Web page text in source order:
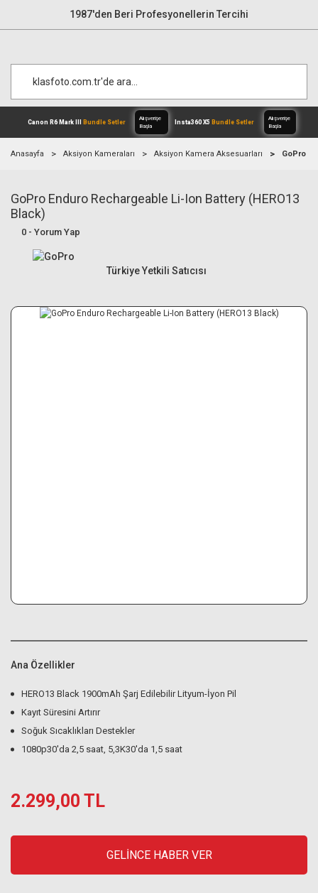
1987'den Beri Profesyonellerin Tercihi
Canon R6 Mark IIIBundle Setler
Alışverişe
Anasayfa Aksiyon Kameraları Aksiyon Kamera Aksesuarları GoPro
GoPro Enduro Rechargeable Li-Ion Battery (HERO13
Black)
0 - Yorum Yap
Türkiye Yetkili Satıcısı
Ana Özellikler
HERO13 Black 1900mAh Şarj Edilebilir Lityum-İyon Pil
Kayıt Süresini Artırır
Soğuk Sıcaklıkları Destekler
1080p30'da 2,5 saat, 5,3K30'da 1,5 saat
2.299,00 TL
GELİNCE HABER VER